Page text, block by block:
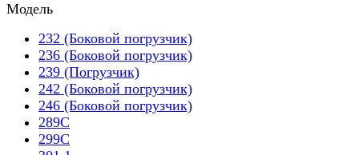
Модель
232 (Боковой погрузчик)
236 (Боковой погрузчик)
239 (Погрузчик)
242 (Боковой погрузчик)
246 (Боковой погрузчик)
289C
299C